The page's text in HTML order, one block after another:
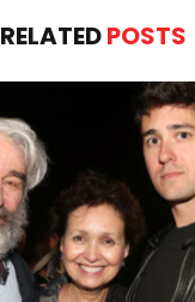
RELATEDPOSTS